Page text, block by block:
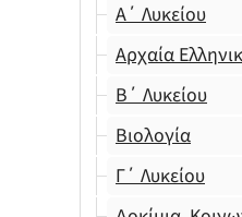
Α΄ Λυκείου
Αρχαία
Β΄ Λυκείου
Βιολογία
Γ΄ Λυκείου